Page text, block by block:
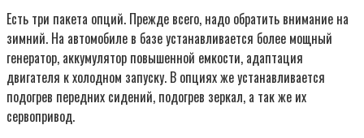
Есть три пакета опций. Прежде всего, надо обратить внимание на
зимний. На автомобиле в базе устанавливается более мощный
генератор, аккумулятор повышенной емкости, адаптация
двигателя к холодном запуску. В опциях же устанавливается
подогрев передних сидений, подогрев зеркал, а так же их
сервопривод.